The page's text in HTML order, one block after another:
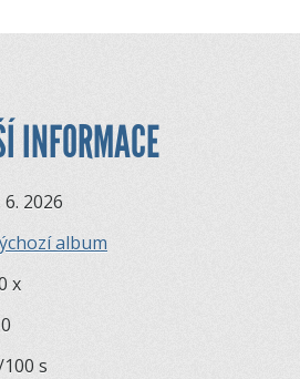
INFORMACE
6. 2026
album
x
100 s